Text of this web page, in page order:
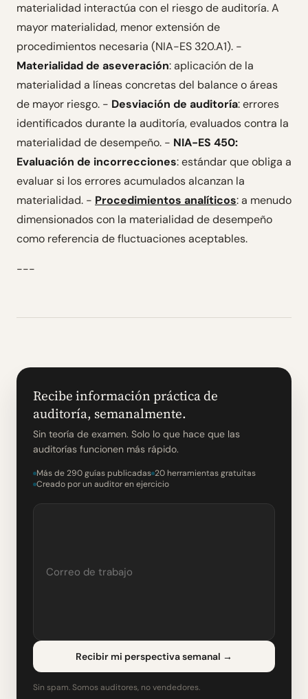
materialidad interactúa con el riesgo de auditoría. A
mayor materialidad, menor extensión de
procedimientos necesaria (NIA-ES 320.A1). -
Materialidad de aseveración: aplicación de la
materialidad a líneas concretas del balance o áreas
de mayor riesgo. - Desviación de auditoría: errores
identificados durante la auditoría, evaluados contra la
materialidad de desempeño. - NIA-ES 450:
Evaluación de incorrecciones: estándar que obliga a
evaluar si los errores acumulados alcanzan la
materialidad. - Procedimientos analíticos: a menudo
dimensionados con la materialidad de desempeño
como referencia de fluctuaciones aceptables.
---
Recibe información práctica de
auditoría, semanalmente.
Sin teoría de examen. Solo lo que hace que las
auditorías funcionen más rápido.
Más de 290 guías publicadas 20 herramientas gratuitas
Creado por un auditor en ejercicio
Recibir mi perspectiva semanal →
Sin spam. Somos auditores, no vendedores.